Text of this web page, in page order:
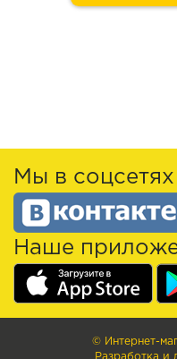
Мы в соцсетях
Наше
© Интернет-